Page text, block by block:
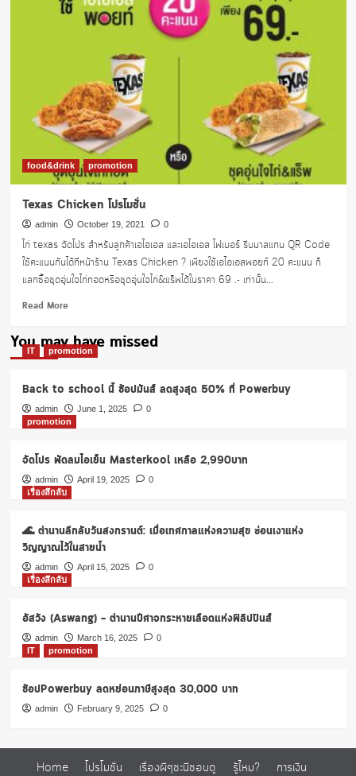
Texas
Chicken
1
แถม
1
food&drink promotion
Texas Chicken โปรโมชั่น
admin October 19, 2021 0
ไก่ texas จัดโปร สำหรับลูกค้าเอไอเอส และเอไอเอส ไฟเบอร์ รีบมาสแกน QR Code
ใช้คะแนนกันได้ที่หน้าร้าน Texas Chicken ? เพียงใช้เอไอเอสพอยท์ 20 คะแนน ก็
แลกซื้อชุดอุ่นใจไก่ทอดหรือชุดอุ่นใจไก่&แร็พได้ในราคา 69 .- เท่านั้น...
Read MoreRead
about
Texas
โม
ชั่น
You may have missed
IT promotion
Back to school นี้ ช้อปมันส์ ลดสูงสุด 50% ที่ Powerbuy
admin June 1, 2025
0
promotion
จัดโปร พัดลมไอเย็น Masterkool เหลือ 2,990บาท
admin April 19, 2025
0
เรื่องลึกลับ
🌊 ตำนานลึกลับวันสงกรานต์: เมื่อเทศกาลแห่งความสุข ซ่อนเงาแห่ง
วิญญาณไว้ในสายน้ำ
admin April 15, 2025
0
เรื่องลึกลับ
อัสวัง (Aswang) – ตำนานปีศาจกระหายเลือดแห่งฟิลิปปินส์
admin March 16, 2025
0
IT
promotion
ช้อปPowerbuy ลดหย่อนภาษีสูงสุด 30,000 บาท
admin February 9, 2025 0
Home โปรโมชั่น เรื่องผีๆชะนีชอบดู รู้ไหม? การเงิน